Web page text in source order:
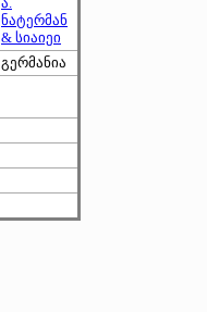
ნატერმან
& სიაიეი
გერმანია